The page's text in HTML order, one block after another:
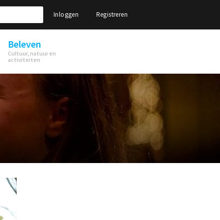
Inloggen Registreren
Beleven
Cultuur, natuur en
activiteiten